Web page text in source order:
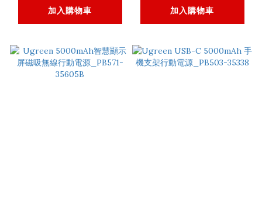
加入購物車 加入購物車